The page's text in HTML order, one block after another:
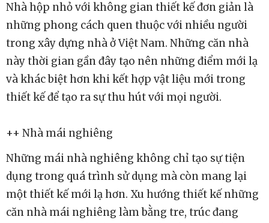
Nhà hộp nhỏ với không gian thiết kế đơn giản là
những phong cách quen thuộc với nhiều người
trong xây dựng nhà ở Việt Nam. Những căn nhà
này thời gian gần đây tạo nên những điểm mới lạ
và khác biệt hơn khi kết hợp vật liệu mới trong
thiết kế để tạo ra sự thu hút với mọi người.
++ Nhà mái nghiêng
Những mái nhà nghiêng không chỉ tạo sự tiện
dụng trong quá trình sử dụng mà còn mang lại
một thiết kế mới lạ hơn. Xu hướng thiết kế những
căn nhà mái nghiêng làm bằng tre, trúc đang